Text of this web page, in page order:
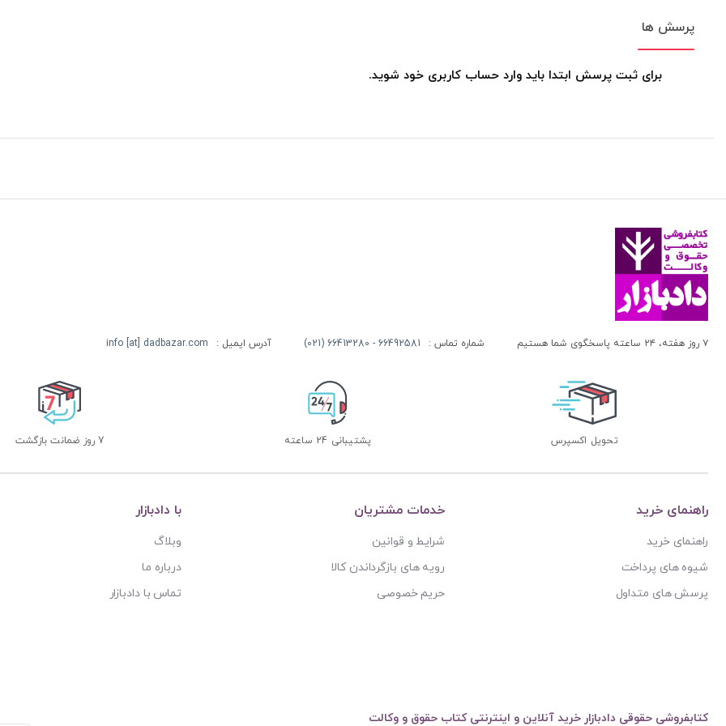
پرسش ها
برای ثبت پرسش ابتدا باید وارد حساب کاربری خود شوید.
۷ روز هفته، ۲۴ ساعته پاسخگوی شما هستیم شماره تماس : 66492581 - 66413280 (021) آدرس ایمیل : info [at] dadbazar.com
تحویل اکسپرس پشتیبانی 24 ساعته 7 روز ضمانت بازگشت
راهنمای خرید
راهنمای خرید
شیوه های پرداخت
پرسش های متداول
خدمات مشتریان
شرایط و قوانین
رویه های بازگرداندن کالا
حریم خصوصی
با دادبازار
وبلاگ
درباره ما
تماس با دادبازار
کتابفروشی حقوقی دادبازار خرید آنلاین و اینترنتی کتاب حقوق و وکالت